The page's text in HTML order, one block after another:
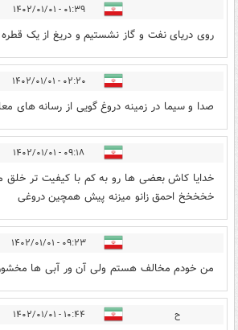
۰۱:۳۹ - ۱۴۰۲/۰۱/۰۱
روی دریای نفت و گاز نشستیم و دریغ از یک
۰۲:۲۰ - ۱۴۰۲/۰۱/۰۱
صدا و سیما در زمینه دروغ گویی از رسانه های
۰۹:۱۸ - ۱۴۰۲/۰۱/۰۱
خدایا کاش بعضی ها رو به کم با کیفیت تر خلق
خخخخخ احمق زانو میزنه پیش همچین دروغی
۰۹:۲۳ - ۱۴۰۲/۰۱/۰۱
من خودم مخالف هستم ولی آن ور آبی ها
ح ۱۰:۴۴ - ۱۴۰۲/۰۱/۰۱